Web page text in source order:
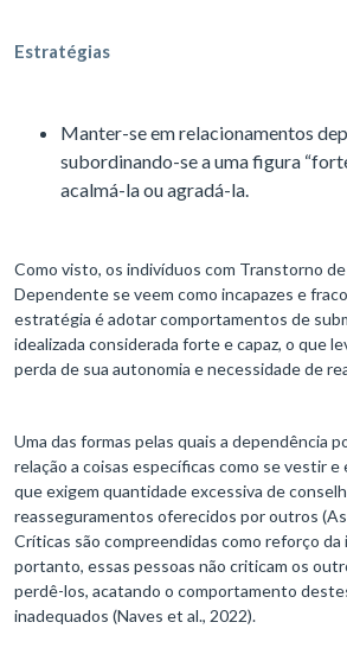
Estratégias
Manter-se em relacionamentos
subordinando-se a uma figura
acalmá-la ou agradá-la.
Como visto, os indivíduos com Transtorno
Dependente se veem como incapazes e
estratégia é adotar comportamentos de
idealizada considerada forte e capaz, o que
perda de sua autonomia e necessidade de
Uma das formas pelas quais a dependência
relação a coisas específicas como se vestir e
que exigem quantidade excessiva de
reasseguramentos oferecidos por outros
Críticas são compreendidas como reforço da
portanto, essas pessoas não criticam os
perdê-los, acatando o comportamento
inadequados (Naves et al., 2022).